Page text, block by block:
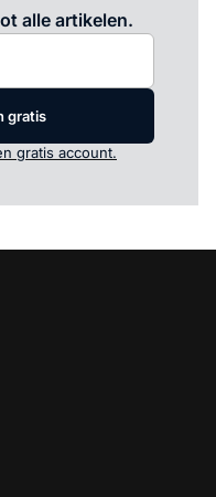
alle artikelen.
gratis
gratis account.